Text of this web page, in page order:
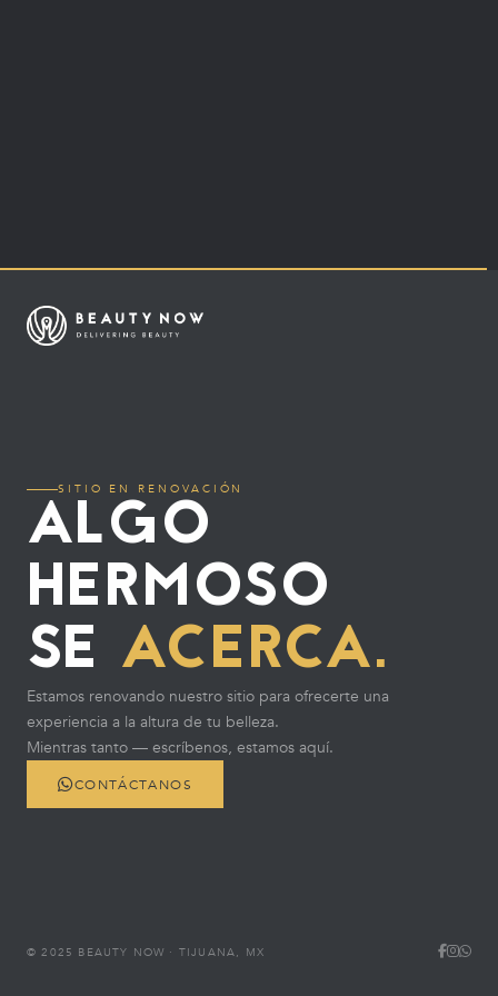
SITIO EN RENOVACIÓN
ALGO
HERMOSO
SE ACERCA.
Estamos renovando nuestro sitio para ofrecerte una
experiencia a la altura de tu belleza.
Mientras tanto — escríbenos, estamos aquí.
CONTÁCTANOS
© 2025 BEAUTY NOW · TIJUANA, MX